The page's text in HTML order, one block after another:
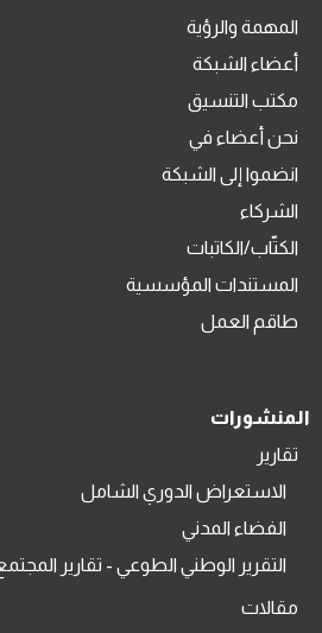
المهمة والرؤية
أعضاء الشبكة
مكتب التنسيق
نحن أعضاء في
انضموا إلى الشبكة
الشركاء
الكتّاب/الكاتبات
المستندات المؤسسية
طاقم العمل
المنشورات
تقارير
الاستعراض الدوري الشامل
الفضاء المدني
التقرير الوطني الطوعي - تقارير
مقالات